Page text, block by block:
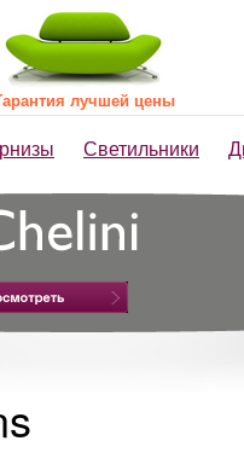
Светильники
лучшей цены